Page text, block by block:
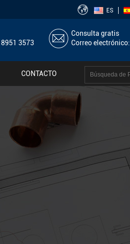
ES
3573
Consulta gratis
Correo electrónico:
CONTACTO